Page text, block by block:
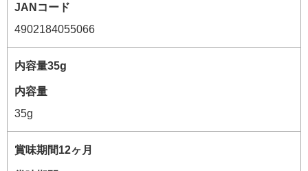
JANコード
4902184055066
内容量
35g